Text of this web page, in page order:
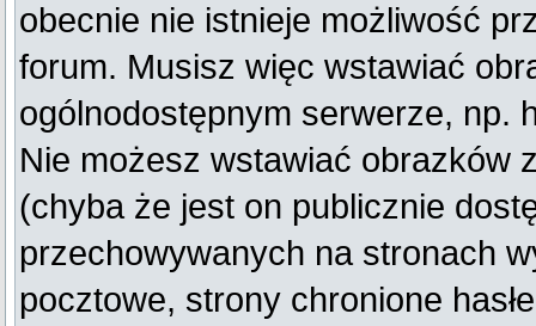
obecnie nie istnieje możliwość
forum. Musisz więc wstawiać
ogólnodostępnym serwerze, np.
Nie możesz wstawiać obrazków
(chyba że jest on publicznie
przechowywanych na stronach
pocztowe, strony chronione